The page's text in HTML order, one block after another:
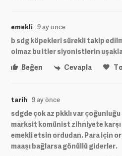
emekli 9 ay önce
b sdg köpekleri sürekli takip
olmaz bu itler siyonistlerin
Beğen
Cevapla
tarih 9 ay önce
sdgde çok az pkklı var çoğunluğu
marksit komünist zihniyete karşı
emekli etsin ordudan. Para için
maaşı bağlarsa gönüllü giderler.